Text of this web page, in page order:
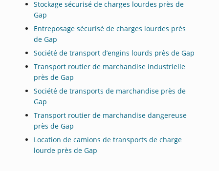
Stockage sécurisé de charges lourdes près de
Gap
Entreposage sécurisé de charges lourdes près
de Gap
Société de transport d’engins lourds près de Gap
Transport routier de marchandise industrielle
près de Gap
Société de transports de marchandise près de
Gap
Transport routier de marchandise dangereuse
près de Gap
Location de camions de transports de charge
lourde près de Gap